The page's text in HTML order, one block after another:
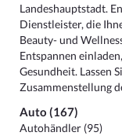
Landeshauptstadt.
Dienstleister, die
Beauty- und
Entspannen
Gesundheit. Lassen
Zusammenstellung
Auto (167)
Autohändler (95)